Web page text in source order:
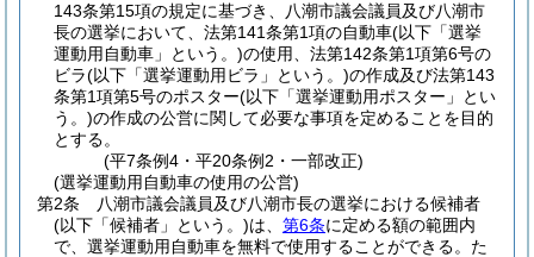
143条第15項の規定に基づき、八潮市議会議員及び八潮市
長の選挙において、法第141条第1項の自動車(以下「選挙
運動用自動車」という。)の使用、法第142条第1項第6号の
ビラ(以下「選挙運動用ビラ」という。)の作成及び法第143
条第1項第5号のポスター(以下「選挙運動用ポスター」とい
う。)の作成の公営に関して必要な事項を定めることを目的
とする。
(平7条例4・平20条例2・一部改正)
(選挙運動用自動車の使用の公営)
第2条
八潮市議会議員及び八潮市長の選挙における候補者
(以下「候補者」という。)は、 第6条に定める額の範囲内
で、選挙運動用自動車を無料で使用することができる。 た